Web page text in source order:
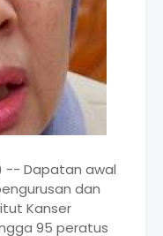
-- Dapatan awal
dan
Kanser
95 peratus